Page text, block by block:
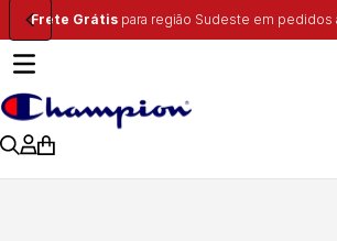
Ganhe 10% na primeira compra,